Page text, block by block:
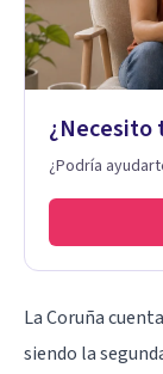
¿Necesito
¿Podría
La Coruña
siendo la